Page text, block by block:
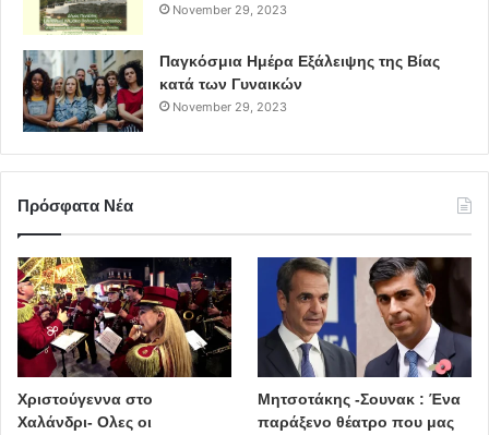
November 29, 2023
Παγκόσμια Ημέρα Εξάλειψης της Βίας
κατά των Γυναικών
November 29, 2023
Πρόσφατα Νέα
Χριστούγεννα στο
Χαλάνδρι- Ολες οι
Μητσοτάκης -Σουνακ : Ένα
παράξενο θέατρο που μας